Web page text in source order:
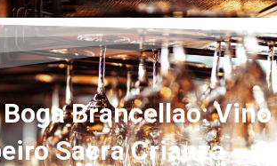
Brancellao: Vino
Sacra Crianza – 2